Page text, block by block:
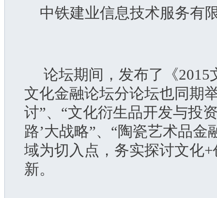
中铁建业信息技术服务有
论坛期间，发布了《2015
文化金融论坛分论坛也同期
讨”、“文化衍生品开发与投
路’大战略”、“陶瓷艺术品
域为切入点，务实探讨文化
新。